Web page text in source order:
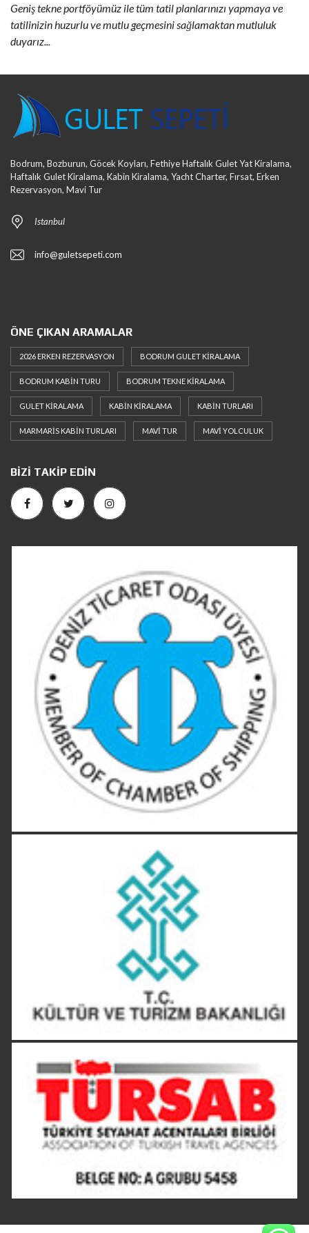
Geniş tekne portföyümüz ile tüm tatil planlarınızı yapmaya ve
tatilinizin huzurlu ve mutlu geçmesini sağlamaktan mutluluk
duyarız...
Bodrum, Bozburun, Göcek Koyları, Fethiye Haftalık Gulet Yat Kiralama,
Haftalık Gulet Kiralama, Kabin Kiralama, Yacht Charter, Fırsat, Erken
Rezervasyon, Mavi Tur
Istanbul
info@guletsepeti.com
ÖNE ÇIKAN ARAMALAR
2026 ERKEN REZERVASYON BODRUM GULET KIRALAMA
BODRUM KABIN TURU BODRUM TEKNE KIRALAMA
GULET KIRALAMA KABIN KIRALAMA KABIN TURLARI
MARMARIS KABIN TURLARI MAVI TUR MAVI YOLCULUK
BIZI TAKIP EDIN